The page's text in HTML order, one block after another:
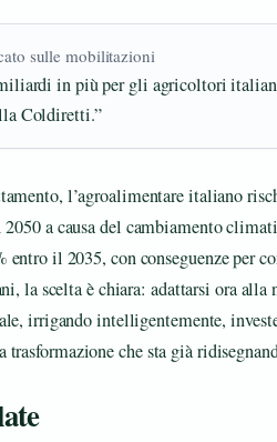
sulle mobilitazioni
in più per gli agricoltori
Coldiretti.”
l’agroalimentare italiano
a causa del cambiamento
entro il 2035, con conseguenze per
la scelta è chiara: adattarsi ora
irrigando intelligentemente,
trasformazione che sta già